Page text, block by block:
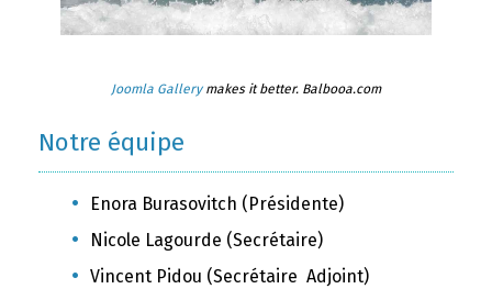
Joomla Gallerymakes it better. Balbooa.com
Notre équipe
Enora Burasovitch (Présidente)
Nicole Lagourde (Secrétaire)
Vincent Pidou (Secrétaire Adjoint)